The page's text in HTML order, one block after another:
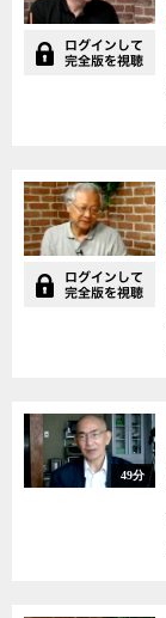
和歌山カレー事件はまだ
終わっていない
「ヒ素は自分で呑んだ。
真須美はやっていない」
真須美被告の夫・健治さ
んが最高裁判決の不当性
49分